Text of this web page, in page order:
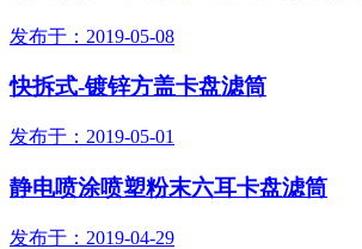
发布于：2019-05-08
快拆式-镀锌方盖卡盘滤筒
发布于：2019-05-01
静电喷涂喷塑粉末六耳卡盘滤筒
发布于：2019-04-29